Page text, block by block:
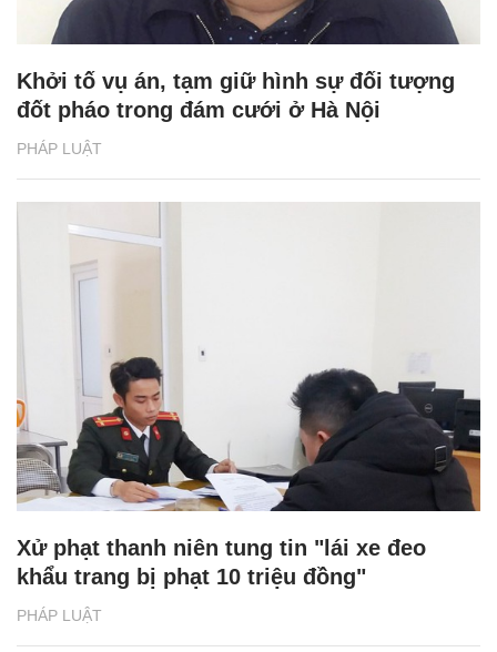
PHÁP LUẬT
Khởi tố vụ án, tạm giữ hình sự đối tượng
đốt pháo trong đám cưới ở Hà Nội
PHÁP LUẬT
Xử phạt thanh niên tung tin "lái xe đeo
khẩu trang bị phạt 10 triệu đồng"